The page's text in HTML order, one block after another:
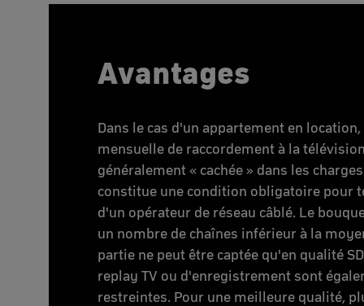
Avantages
Dans le cas d'un appartement en
mensuelle de raccordement à la
généralement « cachée » dans les
constitue une condition obligatoire pour
d'un opérateur de réseau câblé. Le
un nombre de chaînes inférieur à la
partie ne peut être captée qu'en qualité
replay TV ou d'enregistrement sont
restreintes. Pour une meilleure qualité,